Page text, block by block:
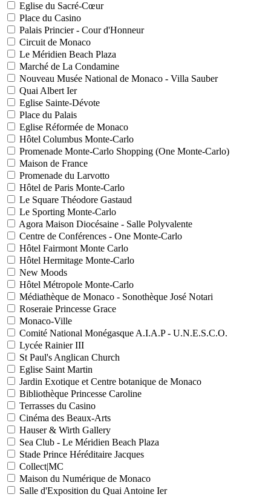
Eglise du Sacré-Cœur
Place du Casino
Palais Princier - Cour d'Honneur
Circuit de Monaco
Le Méridien Beach Plaza
Marché de La Condamine
Nouveau Musée National de Monaco - Villa Sauber
Quai Albert Ier
Eglise Sainte-Dévote
Place du Palais
Eglise Réformée de Monaco
Hôtel Columbus Monte-Carlo
Promenade Monte-Carlo Shopping (One Monte-Carlo)
Maison de France
Promenade du Larvotto
Hôtel de Paris Monte-Carlo
Le Square Théodore Gastaud
Le Sporting Monte-Carlo
Agora Maison Diocésaine - Salle Polyvalente
Centre de Conférences - One Monte-Carlo
Hôtel Fairmont Monte Carlo
Hôtel Hermitage Monte-Carlo
New Moods
Hôtel Métropole Monte-Carlo
Médiathèque de Monaco - Sonothèque José Notari
Roseraie Princesse Grace
Monaco-Ville
Comité National Monégasque A.I.A.P - U.N.E.S.C.O.
Lycée Rainier III
St Paul's Anglican Church
Eglise Saint Martin
Jardin Exotique et Centre botanique de Monaco
Bibliothèque Princesse Caroline
Terrasses du Casino
Cinéma des Beaux-Arts
Hauser & Wirth Gallery
Sea Club - Le Méridien Beach Plaza
Stade Prince Héréditaire Jacques
Collect|MC
Maison du Numérique de Monaco
Salle d'Exposition du Quai Antoine Ier